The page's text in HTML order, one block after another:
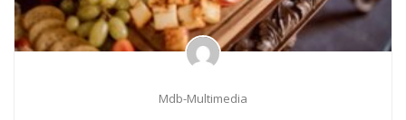
Mdb-Multimedia